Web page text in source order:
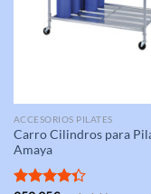
ACCESORIOS PILATES
Carro Cilindros para
Amaya